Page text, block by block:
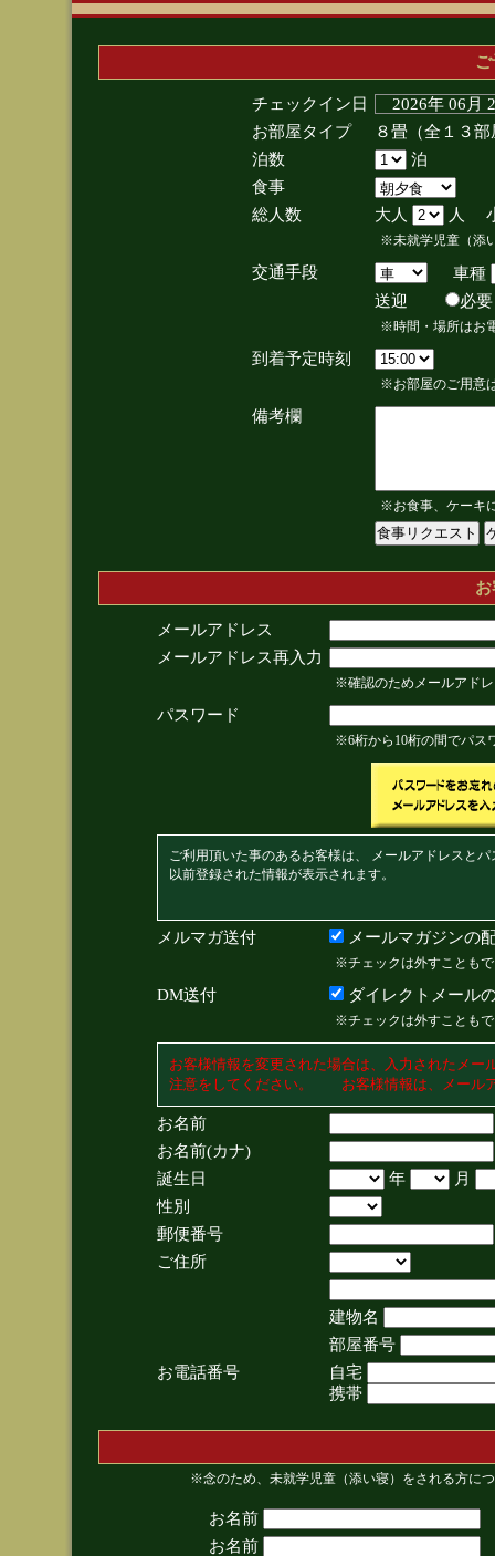
チェックイン日
2026年 06
お部屋タイプ
８畳（全１３
泊数
泊
食事
総人数
大人 人
※未就学児童（添
交通手段
車種
送迎
※時間・場所はお
到着予定時刻
※お部屋のご用意
備考欄
※お食事、ケーキ
メールアドレス
メールアドレス再入力
※確認のためメールアド
パスワード
※6桁から10桁の間でパス
ご利用頂いた事のあるお客様は、 メールアドレスと
以前登録された情報が表示されます。
メルマガ送付 メールマガジンの
※チェックは外すことも
DM送付 ダイレクトメール
※チェックは外すことも
お客様情報を変更された場合は、入力されたメ
注意をしてください。 お客様情報は、メール
お名前
お名前(カナ)
誕生日
年
月
性別
郵便番号
ご住所
建物名
部屋番号
お電話番号
自宅
携帯
※念のため、未就学児童（添い寝）をされる方に
お名前
お名前